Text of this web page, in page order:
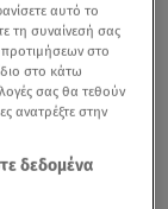
αυτό το
τη συναίνεσή σας
στο
στο κάτω
σας θα τεθούν
ανατρέξτε στην
δεδομένα